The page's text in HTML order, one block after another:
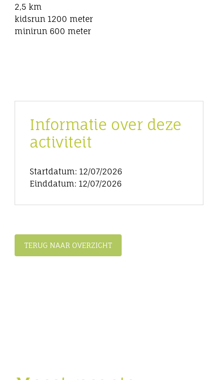
2,5 km
kidsrun 1200 meter
minirun 600 meter
Informatie over deze
activiteit
Startdatum: 12/07/2026
Einddatum: 12/07/2026
TERUG NAAR OVERZICHT